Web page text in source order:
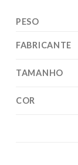
PESO
FABRICANTE
TAMANHO
COR